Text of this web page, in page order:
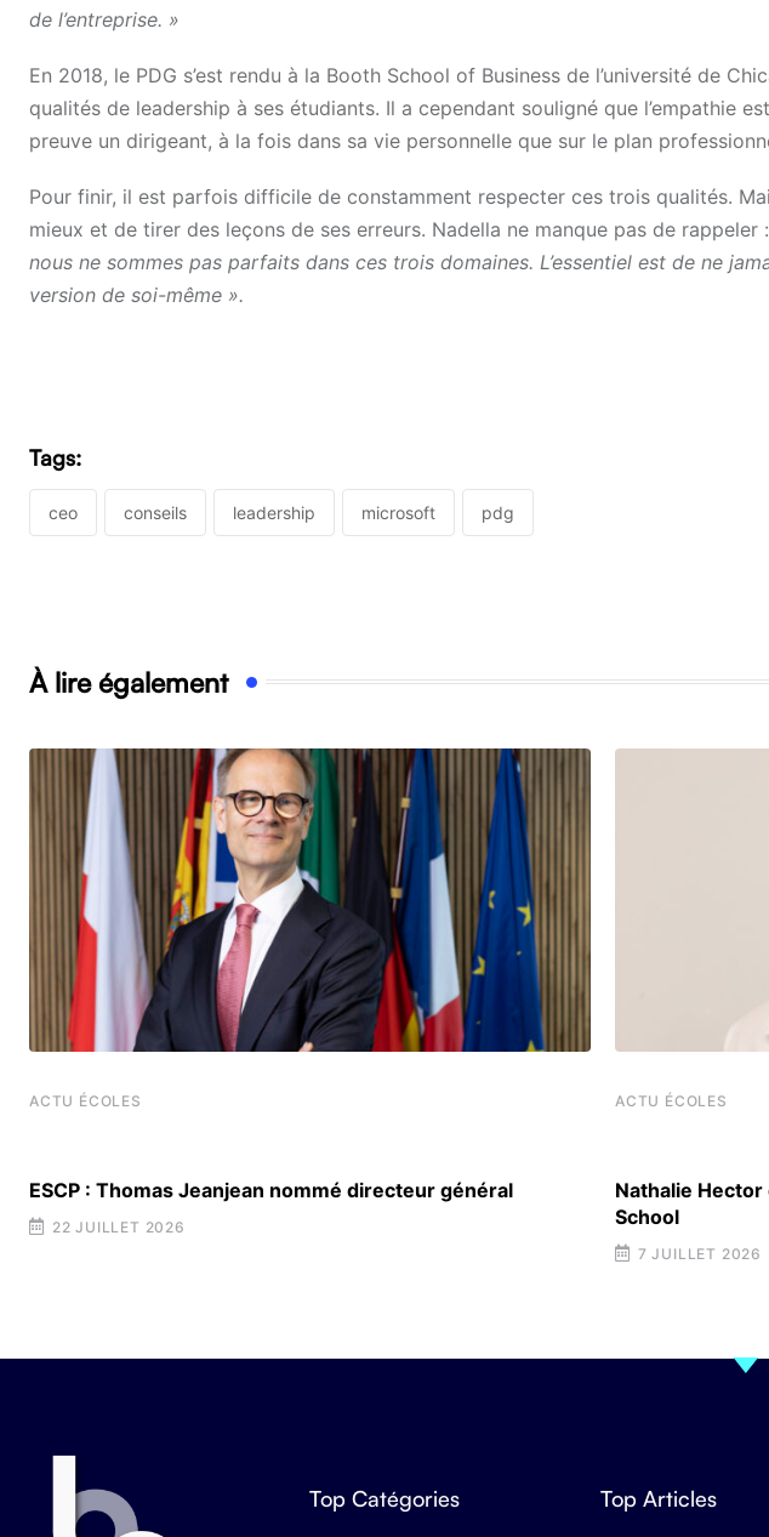
de l’entreprise. »
En 2018, le PDG s’est rendu à la Booth School of Business de l’université de
qualités de leadership à ses étudiants. Il a cependant souligné que l’empathie
preuve un dirigeant, à la fois dans sa vie personnelle que sur le plan
Pour finir, il est parfois difficile de constamment respecter ces trois qualités.
mieux et de tirer des leçons de ses erreurs. Nadella ne manque pas de rappeler :
nous ne sommes pas parfaits dans ces trois domaines. L’essentiel est de ne
version de soi-même ».
Tags:
ceo conseils leadership microsoft pdg
À lire également
ACTU ÉCOLES
ESCP : Thomas Jeanjean nommé directeur général
22 JUILLET 2026
ACTU ÉCOLES
Nathalie
School
7 JUILLET 2026
Top Catégories Top Articles